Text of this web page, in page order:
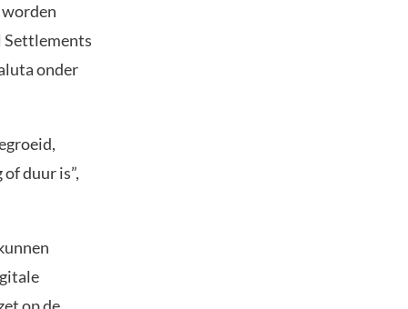
Settlements
onder
duur is”,